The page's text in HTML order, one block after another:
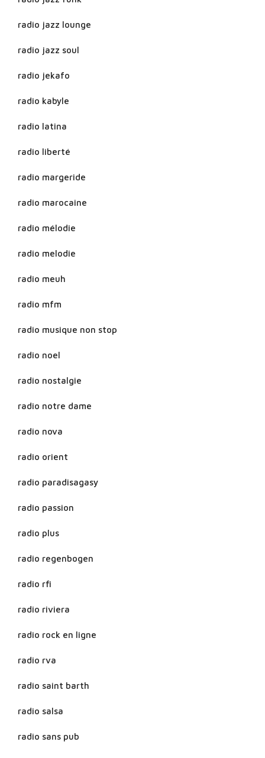
radio jazz lounge
radio jazz soul
radio jekafo
radio kabyle
radio latina
radio liberté
radio margeride
radio marocaine
radio mélodie
radio melodie
radio meuh
radio mfm
radio musique non stop
radio noel
radio nostalgie
radio notre dame
radio nova
radio orient
radio paradisagasy
radio passion
radio plus
radio regenbogen
radio rfi
radio riviera
radio rock en ligne
radio rva
radio saint barth
radio salsa
radio sans pub